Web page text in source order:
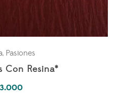
, Pasiones
Con Resina*